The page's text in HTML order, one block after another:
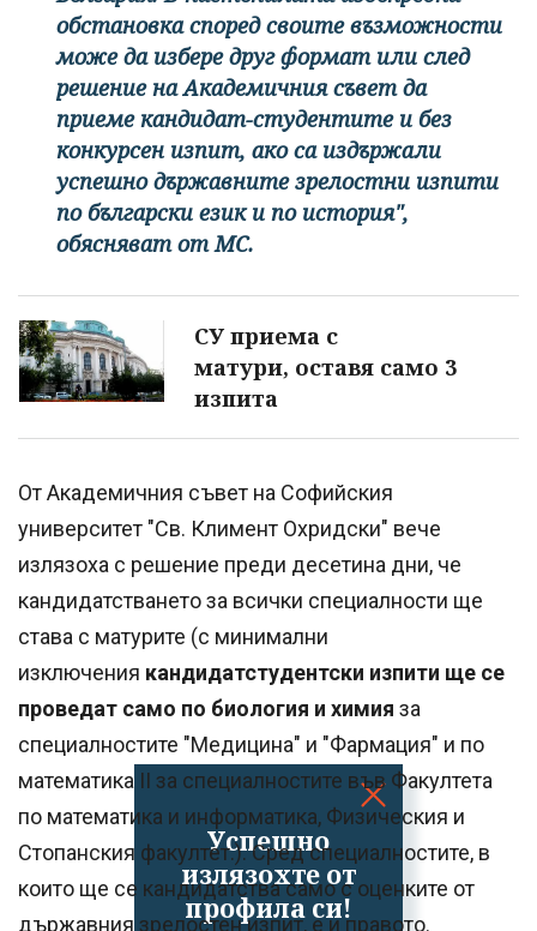
Успешно
излязохте от
профила си!
обстановка според своите възможности
може да избере друг формат или след
решение на Академичния съвет да
приеме кандидат-студентите и без
конкурсен изпит, ако са издържали
успешно държавните зрелостни изпити
по български език и по история",
обясняват от МС.
СУ приема с
матури, оставя само 3
изпита
От Академичния съвет на Софийския
университет "Св. Климент Охридски" вече
излязоха с решение преди десетина дни, че
кандидатстването за всички специалности ще
става с матурите (с минимални
изключения кандидатстудентски изпити ще се
проведат само по биология и химия за
специалностите "Медицина" и "Фармация" и по
математика ІІ за специалностите във Факултета
по математика и информатика, Физическия и
Стопанския факултет.). Сред специалностите, в
които ще се кандидатства само с оценките от
държавния зрелостен изпит, е и правото.